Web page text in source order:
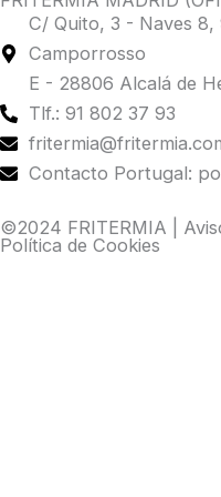
C/ Quito, 3 - Naves 8,
Camporrosso
E - 28806 Alcalá de
Tlf.: 91 802 37 93
Contacto Portugal:
©2024 FRITERMIA |
Política de Cookies